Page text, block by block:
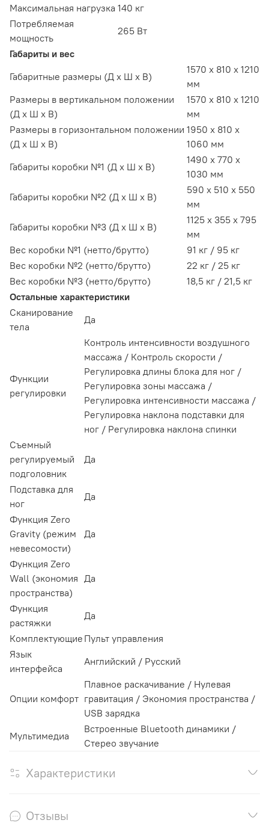
Максимальная нагрузка 140 кг
Потребляемая
мощность
265 Вт
Габариты и вес
Габаритные размеры (Д х Ш х В)
1570 х 810 х 1210
мм
Размеры в вертикальном положении
(Д х Ш х В)
1570 х 810 х 1210
мм
Размеры в горизонтальном положении
(Д х Ш х В)
1950 х 810 х
1060 мм
Габариты коробки №1 (Д х Ш х В)
1490 х 770 х
1030 мм
Габариты коробки №2 (Д х Ш х В)
590 x 510 x 550
мм
Габариты коробки №3 (Д х Ш х В)
1125 x 355 x 795
мм
Вес коробки №1 (нетто/брутто)
91 кг / 95 кг
Вес коробки №2 (нетто/брутто)
22 кг / 25 кг
Вес коробки №3 (нетто/брутто)
18,5 кг / 21,5 кг
Остальные характеристики
Сканирование
тела
Да
Функции
регулировки
Контроль интенсивности воздушного
массажа / Контроль скорости /
Регулировка длины блока для ног /
Регулировка зоны массажа /
Регулировка интенсивности массажа /
Регулировка наклона подставки для
ног / Регулировка наклона спинки
Съемный
регулируемый
подголовник
Да
Подставка для
ног
Да
Функция Zero
Gravity (режим
невесомости)
Да
Функция Zero
Wall (экономия
пространства)
Да
Функция
растяжки
Да
Комплектующие Пульт управления
Язык
интерфейса
Английский / Русский
Опции комфорт
Плавное раскачивание / Нулевая
гравитация / Экономия пространства /
USB зарядка
Мультимедиа
Встроенные Bluetooth динамики /
Стерео звучание
Характеристики
Отзывы